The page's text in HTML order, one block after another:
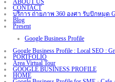
CONTACT
บริการ ถ่ายภาพ 360 องศา รับปักหมุด
Blog
Present
Google Business Profile
Google Business Profile : Local SEO :
PORTFOLIO
Area Virtual Tour
GOOGLE BUSINESS PROFILE
HOME